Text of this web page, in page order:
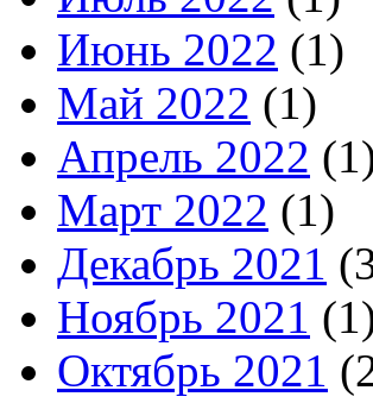
Июнь 2022 (1)
Май 2022 (1)
Апрель 2022
Март 2022 (1)
Декабрь 2021
Ноябрь 2021
Октябрь 2021